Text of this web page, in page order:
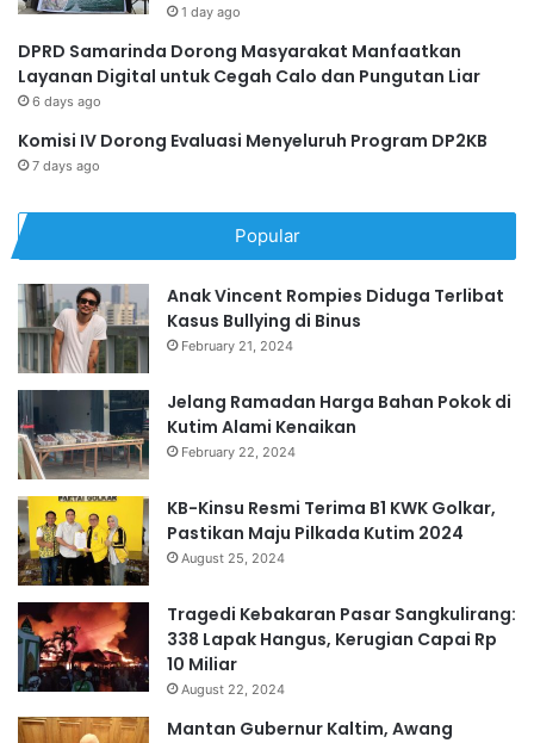
1 day ago
DPRD Samarinda Dorong Masyarakat Manfaatkan
Layanan Digital untuk Cegah Calo dan Pungutan Liar
6 days ago
Komisi IV Dorong Evaluasi Menyeluruh Program DP2KB
7 days ago
Popular
Anak Vincent Rompies Diduga Terlibat
Kasus Bullying di Binus
February 21, 2024
Jelang Ramadan Harga Bahan Pokok di
Kutim Alami Kenaikan
February 22, 2024
KB-Kinsu Resmi Terima B1 KWK Golkar,
Pastikan Maju Pilkada Kutim 2024
August 25, 2024
Tragedi Kebakaran Pasar Sangkulirang:
338 Lapak Hangus, Kerugian Capai Rp
10 Miliar
August 22, 2024
Mantan Gubernur Kaltim, Awang